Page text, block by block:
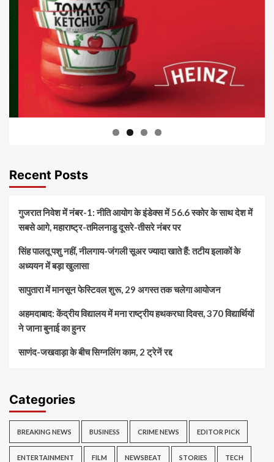
Recent Posts
गुजरात निवेश में नंबर-1: नीति आयोग के इंडेक्स में 56.6 स्कोर के साथ देश में
सबसे आगे, महाराष्ट्र-तमिलनाडु दूसरे-तीसरे नंबर पर
सिंह पालतू पशु नहीं, नीलगाय-जंगली सूअर ज्यादा खाते हैं: तटीय इलाकों के
अध्ययन में बड़ा खुलासा
सापुतारा में मानसून फेस्टिवल शुरू, 29 अगस्त तक चलेगा आयोजन
अहमदाबाद: केंद्रीय विद्यालय में मना राष्ट्रीय हथकरघा दिवस, 370 विद्यार्थियों
ने जाना बुनाई का हुनर
साणंद-जखवाड़ा के बीच सिग्नलिंग काम, 2 ट्रेनें रद्द
Categories
BREAKING NEWS BUSINESS CRIME NEWS EDITOR PICK
ENTERTAINMENT FILM NEWSBEAT STORIES TECH